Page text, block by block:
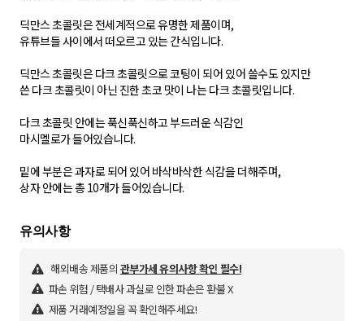
딕만스 초콜릿은 전세계적으로 유명한 제품이며,
유튜브들 사이에서 떠오르고 있는 간식입니다.
딕만스 초콜릿은 다크 초콜릿으로 코팅이 되어 있어 쓸수도 있지만
쓴 다크 초콜릿이 아닌 진한 초코 맛이 나는 다크 초콜릿입니다.
다크 초콜릿 안에는 푹신푹신하고 부드러운 식감인
마시멜로가 들어있습니다.
밑에 부분은 과자로 되어 있어 바삭바삭한 식감을 더해주며,
상자 안에는 총 10개가 들어있습니다.
유의사항
해외배송 제품의 관부가세 유의사항 확인 필수!
파손 위험 / 택배사 과실로 인한 파손은 환불 X
제품 거래예정일을 꼭 확인해주세요!